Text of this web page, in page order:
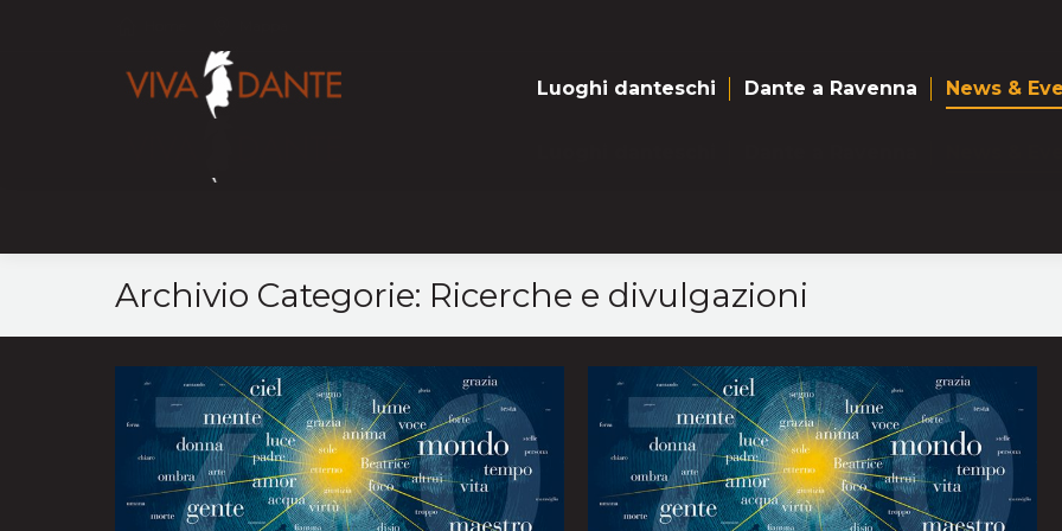
Archivio Categorie: Ricerche e divulgazioni
Luoghi danteschi Dante a Ravenna News &